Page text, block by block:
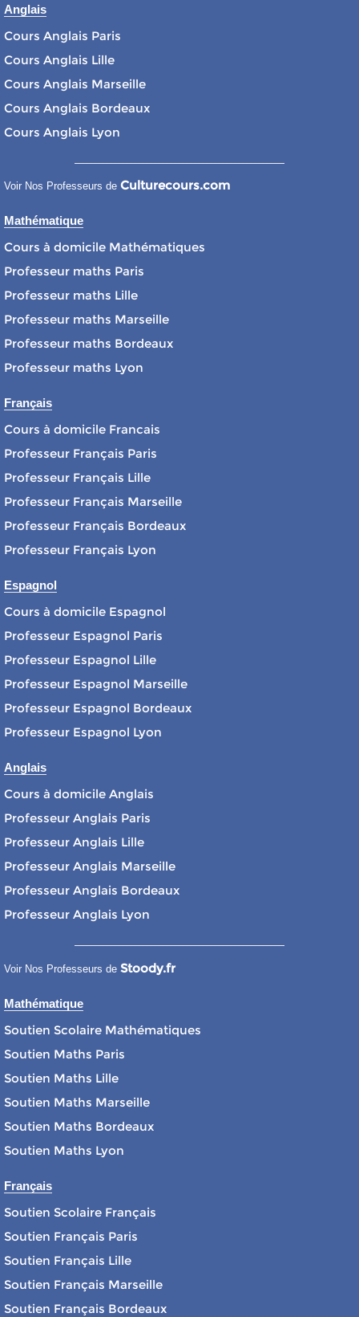
Anglais
Cours Anglais Paris
Cours Anglais Lille
Cours Anglais Marseille
Cours Anglais Bordeaux
Cours Anglais Lyon
Voir Nos Professeurs de Culturecours.com
Mathématique
Cours à domicile Mathématiques
Professeur maths Paris
Professeur maths Lille
Professeur maths Marseille
Professeur maths Bordeaux
Professeur maths Lyon
Français
Cours à domicile Francais
Professeur Français Paris
Professeur Français Lille
Professeur Français Marseille
Professeur Français Bordeaux
Professeur Français Lyon
Espagnol
Cours à domicile Espagnol
Professeur Espagnol Paris
Professeur Espagnol Lille
Professeur Espagnol Marseille
Professeur Espagnol Bordeaux
Professeur Espagnol Lyon
Anglais
Cours à domicile Anglais
Professeur Anglais Paris
Professeur Anglais Lille
Professeur Anglais Marseille
Professeur Anglais Bordeaux
Professeur Anglais Lyon
Voir Nos Professeurs de Stoody.fr
Mathématique
Soutien Scolaire Mathématiques
Soutien Maths Paris
Soutien Maths Lille
Soutien Maths Marseille
Soutien Maths Bordeaux
Soutien Maths Lyon
Français
Soutien Scolaire Français
Soutien Français Paris
Soutien Français Lille
Soutien Français Marseille
Soutien Français Bordeaux